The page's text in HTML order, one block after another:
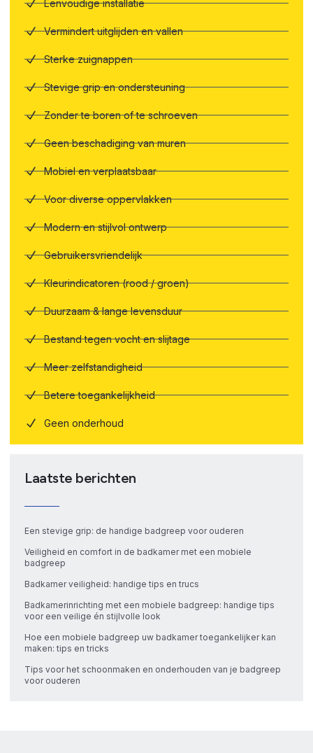
Eenvoudige installatie
Vermindert uitglijden en vallen
Sterke zuignappen
Stevige grip en ondersteuning
Zonder te boren of te schroeven
Geen beschadiging van muren
Mobiel en verplaatsbaar
Voor diverse oppervlakken
Modern en stijlvol ontwerp
Gebruikersvriendelijk
Kleurindicatoren (rood / groen)
Duurzaam & lange levensduur
Bestand tegen vocht en slijtage
Meer zelfstandigheid
Betere toegankelijkheid
Geen onderhoud
Laatste berichten
Een stevige grip: de handige badgreep voor ouderen
Veiligheid en comfort in de badkamer met een mobiele
badgreep
Badkamer veiligheid: handige tips en trucs
Badkamerinrichting met een mobiele badgreep: handige tips
voor een veilige én stijlvolle look
Hoe een mobiele badgreep uw badkamer toegankelijker kan
maken: tips en tricks
Tips voor het schoonmaken en onderhouden van je badgreep
voor ouderen